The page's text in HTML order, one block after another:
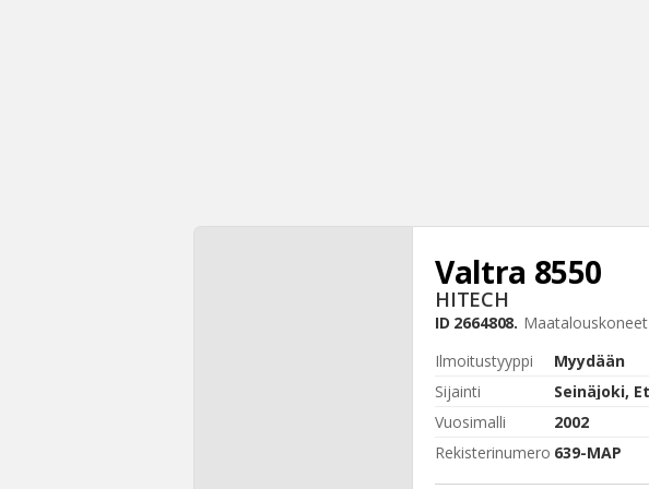
Valtra 8550
HITECH
ID 2664808. Maatalouskoneet
Ilmoitustyyppi
Myydään
Sijainti
Vuosimalli
2002
Rekisterinumero 639-MAP